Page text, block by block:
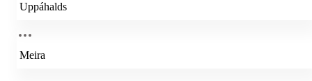
Uppáhalds
Meira